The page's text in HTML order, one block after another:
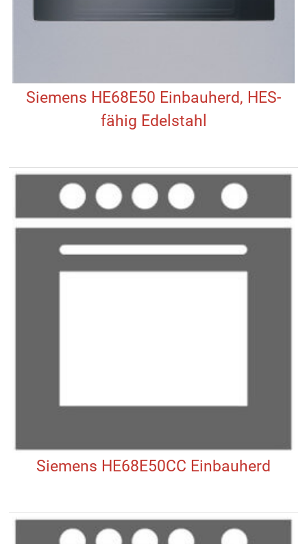
Siemens HE68E50 Einbauherd, HES-
fähig Edelstahl
Siemens HE68E50CC Einbauherd